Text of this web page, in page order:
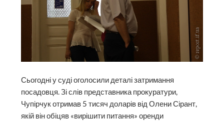
Сьогодні у суді оголосили деталі затримання
посадовця. Зі слів представника прокуратури,
Чупірчук отримав 5 тисяч доларів від Олени Сірант,
якій він обіцяв «вирішити питання» оренди